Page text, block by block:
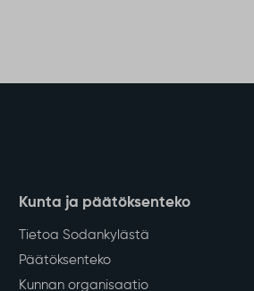
Kunta ja päätöksenteko
Tietoa Sodankylästä
Päätöksenteko
Kunnan organisaatio